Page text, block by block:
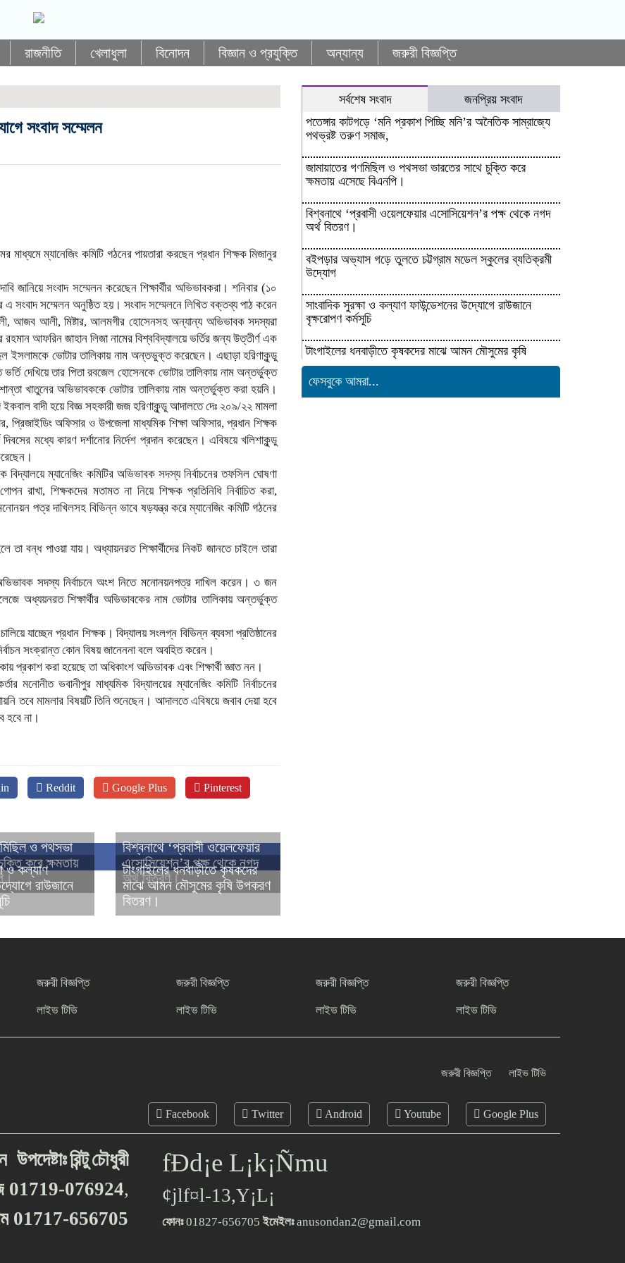
রাজনীতি খেলাধুলা বিনোদন বিজ্ঞান ও প্রযুক্তি অন্যান্য জরুরী বিজ্ঞপ্তি
সংবাদ সম্মেলন
মাধ্যমে ম্যানেজিং কমিটি গঠনের পায়তারা করছেন প্রধান শিক্ষক মিজানুর
জানিয়ে সংবাদ সম্মেলন করেছেন শিক্ষার্থীর অভিভাবকরা। শনিবার (১০
এ সংবাদ সম্মেলন অনুষ্ঠিত হয়। সংবাদ সম্মেলনে লিখিত বক্তব্য পাঠ করেন
আজব আলী, মিষ্টার, আলমগীর হোসেনসহ অন্যান্য অভিভাবক সদস্যরা
আফরিন জাহান লিজা নামের বিশ্ববিদ্যালয়ে ভর্তির জন্য উত্তীর্ণ এক
ইসলামকে ভোটার তালিকায় নাম অন্তভুক্ত করেছেন। এছাড়া হরিণাকুন্ডু
ভর্তি দেখিয়ে তার পিতা রবজেল হোসেনকে ভোটার তালিকায় নাম অন্তর্ভুক্ত
খাতুনের অভিভাবককে ভোটার তালিকায় নাম অন্তর্ভুক্ত করা হয়নি।
বাদী হয়ে বিজ্ঞ সহকারী জজ হরিণাকুন্ডু আদালতে দেঃ ২০৯/২২ মামলা
অফিসার ও উপজেলা মাধ্যমিক শিক্ষা অফিসার, প্রধান শিক্ষক
মধ্যে কারণ দর্শানোর নির্দেশ প্রদান করেছেন। এবিষয়ে খলিশাকুন্ডু
বিদ্যালয়ে ম্যানেজিং কমিটির অভিভাবক সদস্য নির্বাচনের তফসিল ঘোষণা
রাখা, শিক্ষকদের মতামত না নিয়ে শিক্ষক প্রতিনিধি নির্বাচিত করা,
পত্র দাখিলসহ বিভিন্ন ভাবে ষড়যন্ত্র করে ম্যানেজিং কমিটি গঠনের
বন্ধ পাওয়া যায়। অধ্যায়নরত শিক্ষার্থীদের নিকট জানতে চাইলে তারা
সদস্য নির্বাচনে অংশ নিতে মনোনয়নপত্র দাখিল করেন। ৩ জন
অধ্যয়নরত শিক্ষার্থীর অভিভাবকের নাম ভোটার তালিকায় অন্তর্ভুক্ত
যাচ্ছেন প্রধান শিক্ষক। বিদ্যালয় সংলগ্ন বিভিন্ন ব্যবসা প্রতিষ্ঠানের
সংক্রান্ত কোন বিষয় জানেননা বলে অবহিত করেন।
প্রকাশ করা হয়েছে তা অধিকাংশ অভিভাবক এবং শিক্ষার্থী জ্ঞাত নন।
মনোনীত ভবানীপুর মাধ্যমিক বিদ্যালয়ের ম্যানেজিং কমিটি নির্বাচনের
তবে মামলার বিষয়টি তিনি শুনেছেন। আদালতে এবিষয়ে জবাব দেয়া হবে
হবে না।
Reddit Google Plus Pinterest
ও পথসভা
করে ক্ষমতায়
বিশ্বনাথে ‘প্রবাসী ওয়েলফেয়ার
এসোসিয়েশন’র পক্ষ থেকে নগদ
অর্থ বিতরণ।
ও কল্যাণ
রাউজানে
টাংগাইলের ধনবাড়ীতে কৃষকদের
মাঝে আমন মৌসুমের কৃষি উপকরণ
বিতরণ।
সর্বশেষ সংবাদ
জনপ্রিয় সংবাদ
পতেঙ্গার কাটগড়ে ‘মনি প্রকাশ পিচ্ছি মনি’র অনৈতিক সাম্রাজ্যে
পথভ্রষ্ট তরুণ সমাজ,
জামায়াতের গণমিছিল ও পথসভা ভারতের সাথে চুক্তি করে
ক্ষমতায় এসেছে বিএনপি।
বিশ্বনাথে ‘প্রবাসী ওয়েলফেয়ার এসোসিয়েশন’র পক্ষ থেকে নগদ
অর্থ বিতরণ।
বইপড়ার অভ্যাস গড়ে তুলতে চট্টগ্রাম মডেল স্কুলের ব্যতিক্রমী
উদ্যোগ
সাংবাদিক সুরক্ষা ও কল্যাণ ফাউন্ডেশনের উদ্যোগে রাউজানে
বৃক্ষরোপণ কর্মসূচি
টাংগাইলের ধনবাড়ীতে কৃষকদের মাঝে আমন মৌসুমের কৃষি
উপকরণ বিতরণ।
মাদকের বিরুদ্ধে সমন্বিত জাতীয়
ফেসবুকে আমরা...
জরুরী বিজ্ঞপ্তি
লাইভ টিভি
জরুরী বিজ্ঞপ্তি
লাইভ টিভি
জরুরী বিজ্ঞপ্তি
লাইভ টিভি
জরুরী বিজ্ঞপ্তি
লাইভ টিভি
জরুরী বিজ্ঞপ্তি লাইভ টিভি
Facebook Twitter Android Youtube Google Plus
উপদেষ্টাঃরিন্টুচৌধুরী
01719-076924,
01717-656705
fÐd¡e L¡k¡Ñmu
¢jlf¤l-13,Y¡L¡
ফোনঃ01827-656705ইমেইলঃanusondan2@gmail.com